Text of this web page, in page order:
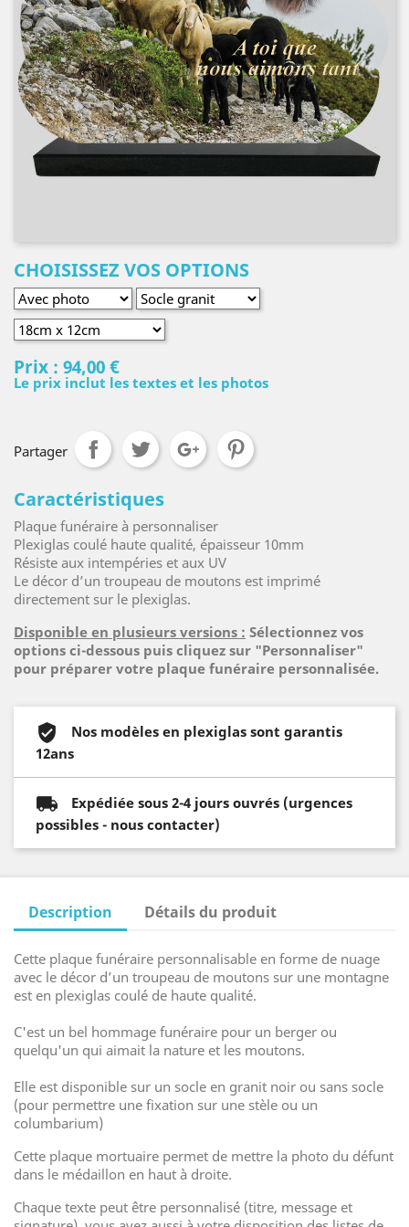
CHOISISSEZ VOS OPTIONS
Prix : 94,00 €
Le prix inclut les textes et les photos
Partager
Caractéristiques
Plaque funéraire à personnaliser
Plexiglas coulé haute qualité, épaisseur 10mm
Résiste aux intempéries et aux UV
Le décor d’un troupeau de moutons est imprimé
directement sur le plexiglas.
Disponible en plusieurs versions : Sélectionnez vos
options ci-dessous puis cliquez sur "Personnaliser"
pour préparer votre plaque funéraire personnalisée.
Nos modèles en plexiglas sont garantis
12ans
Expédiée sous 2-4 jours ouvrés (urgences
possibles - nous contacter)
Description Détails du produit
Cette plaque funéraire personnalisable en forme de nuage
avec le décor d’un troupeau de moutons sur une montagne
est en plexiglas coulé de haute qualité.
C'est un bel hommage funéraire pour un berger ou
quelqu'un qui aimait la nature et les moutons.
Elle est disponible sur un socle en granit noir ou sans socle
(pour permettre une fixation sur une stèle ou un
columbarium)
Cette plaque mortuaire permet de mettre la photo du défunt
dans le médaillon en haut à droite.
Chaque texte peut être personnalisé (titre, message et